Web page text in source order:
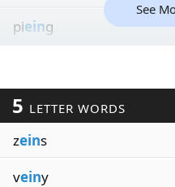
pieing
See
5 LETTER WORDS
zeins
veiny